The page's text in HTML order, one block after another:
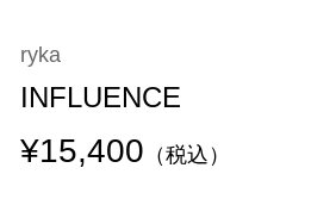
ryka
INFLUENCE
¥15,400 （税込）